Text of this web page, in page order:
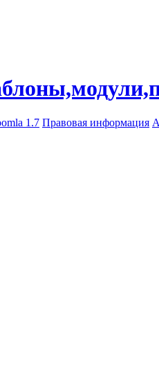
1.7 Правовая информация